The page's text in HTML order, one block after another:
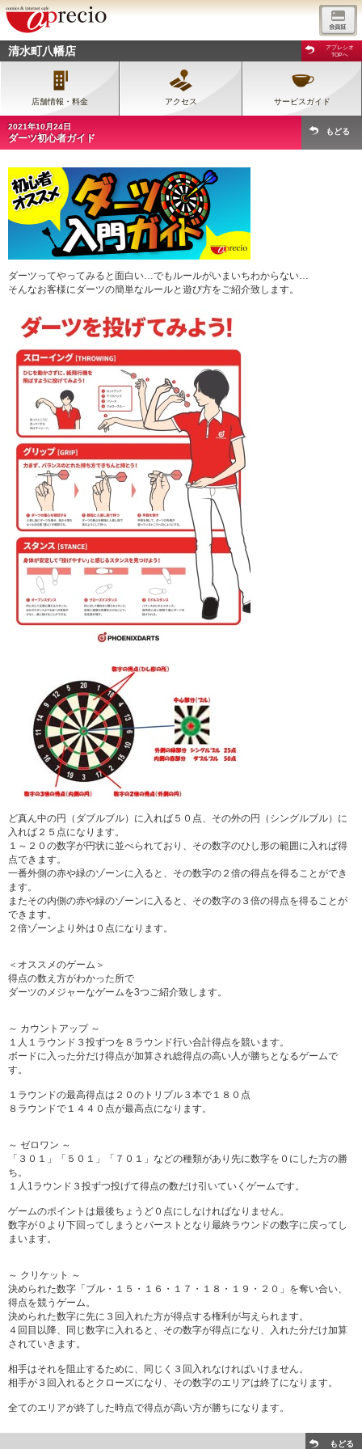
清水町八幡店
アプレシオ
TOPへ
店舗情報・料金 アクセス サービスガイド
2021年10月24日
ダーツ初心者ガイド
もどる
ダーツってやってみると面白い…でもルールがいまいちわからない…
そんなお客様にダーツの簡単なルールと遊び方をご紹介致します。
ど真ん中の円（ダブルブル）に入れば５０点、その外の円（シングルブル）に
入れば２５点になります。
１～２０の数字が円状に並べられており、その数字のひし形の範囲に入れば得
点できます。
一番外側の赤や緑のゾーンに入ると、その数字の２倍の得点を得ることができ
ます。
またその内側の赤や緑のゾーンに入ると、その数字の３倍の得点を得ることが
できます。
２倍ゾーンより外は０点になります。
＜オススメのゲーム＞
得点の数え方がわかった所で
ダーツのメジャーなゲームを3つご紹介致します。
～ カウントアップ ～
１人１ラウンド３投ずつを８ラウンド行い合計得点を競います。
ボードに入った分だけ得点が加算され総得点の高い人が勝ちとなるゲームで
す。
１ラウンドの最高得点は２０のトリプル３本で１８０点
８ラウンドで１４４０点が最高点になります。
～ ゼロワン ～
「３０１」「５０１」「７０１」などの種類があり先に数字を０にした方の勝
ち。
１人1ラウンド３投ずつ投げて得点の数だけ引いていくゲームです。
ゲームのポイントは最後ちょうど０点にしなければなりません。
数字が０より下回ってしまうとバーストとなり最終ラウンドの数字に戻ってし
まいます。
～ クリケット ～
決められた数字「ブル・１５・１６・１７・１８・１９・２０」を奪い合い、
得点を競うゲーム。
決められた数字に先に３回入れた方が得点する権利が与えられます。
４回目以降、同じ数字に入れると、その数字が得点になり、入れた分だけ加算
されていきます。
相手はそれを阻止するために、同じく３回入れなければいけません。
相手が３回入れるとクローズになり、その数字のエリアは終了になります。
全てのエリアが終了した時点で得点が高い方が勝ちになります。
もどる